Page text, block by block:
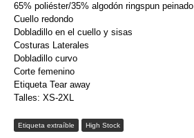
65% poliéster/35% algodón ringspun peinado
Cuello redondo
Dobladillo en el cuello y sisas
Costuras Laterales
Dobladillo curvo
Corte femenino
Etiqueta Tear away
Talles: XS-2XL
Etiqueta extraíble High Stock